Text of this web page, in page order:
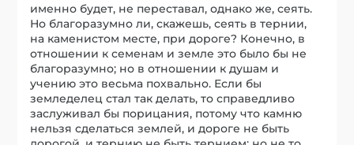
именно будет, не переставал, однако же, сеять.
Но благоразумно ли, скажешь, сеять в тернии,
на каменистом месте, при дороге? Конечно, в
отношении к семенам и земле это было бы не
благоразумно; но в отношении к душам и
учению это весьма похвально. Если бы
земледелец стал так делать, то справедливо
заслуживал бы порицания, потому что камню
нельзя сделаться землей, и дороге не быть